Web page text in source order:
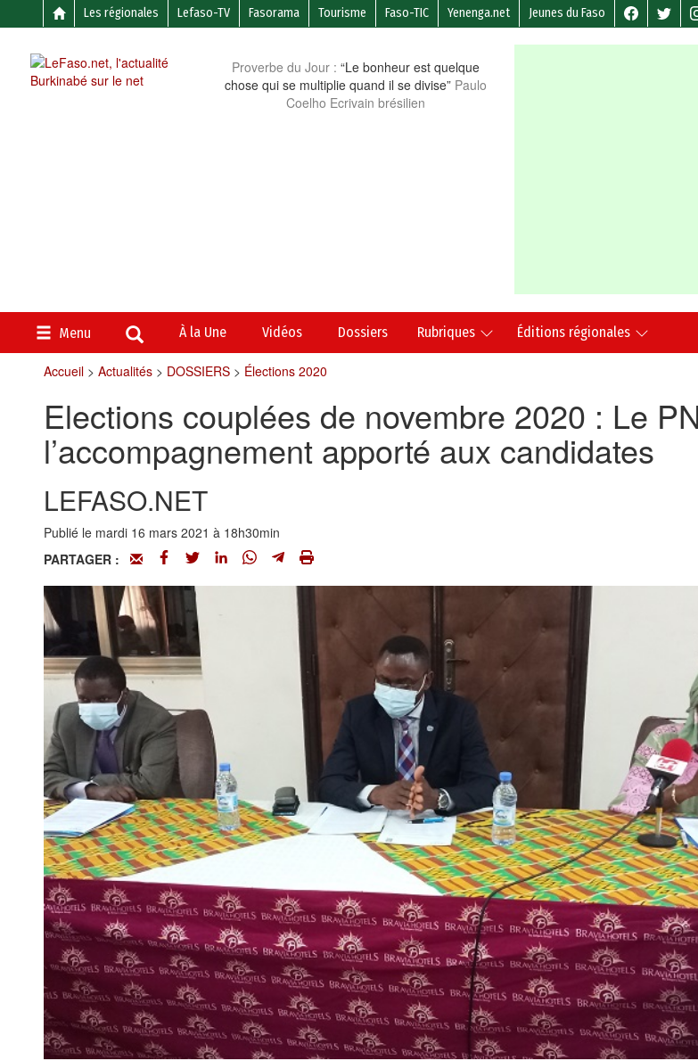
Les régionales Lefaso-TV Fasorama Tourisme Faso-TIC Yenenga.net Jeunes du Faso
Proverbe du Jour : “Le bonheur est quelque
chose qui se multiplie quand il se divise” Paulo
Coelho Ecrivain brésilien
Menu À la Une Vidéos Dossiers Rubriques Éditions régionales
Accueil> Actualités> DOSSIERS> Élections 2020
Elections couplées de novembre 2020 : Le
l’accompagnement apporté aux candidates
LEFASO.NET
Publié le mardi 16 mars 2021 à 18h30min
PARTAGER :